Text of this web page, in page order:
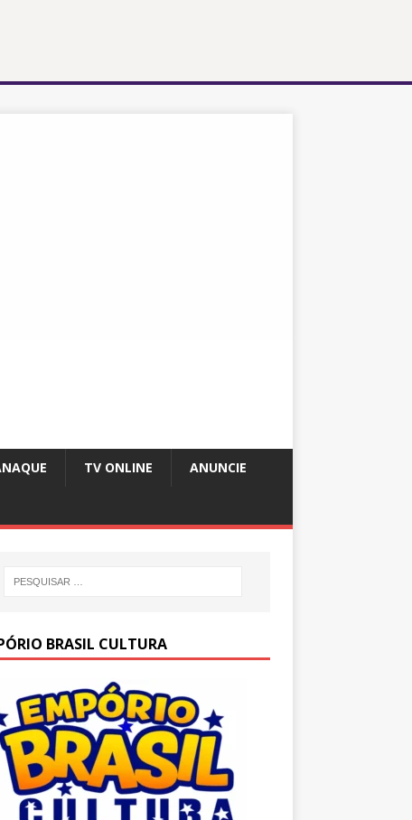
TV ONLINE ANUNCIE
BRASIL CULTURA